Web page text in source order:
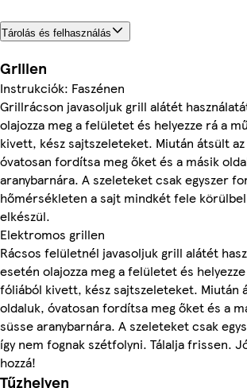
Tárolás és felhasználás
Grillen
Instrukciók: Faszénen
Grillrácson javasoljuk grill alátét
olajozza meg a felületet és helyezze rá a
kivett, kész sajtszeleteket. Miután átsült az
óvatosan fordítsa meg őket és a másik
aranybarnára. A szeleteket csak egyszer
hőmérsékleten a sajt mindkét fele
elkészül.
Elektromos grillen
Rácsos felületnél javasoljuk grill alátét
esetén olajozza meg a felületet és
fóliából kivett, kész sajtszeleteket. Miután
oldaluk, óvatosan fordítsa meg őket és a
süsse aranybarnára. A szeleteket csak
így nem fognak szétfolyni. Tálalja frissen.
hozzá!
Tűzhelyen